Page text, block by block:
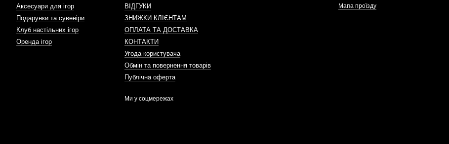
Аксесуари для ігор
Подарунки та сувеніри
Клуб настільних ігор
Оренда ігор
ВІДГУКИ
ЗНИЖКИ КЛІЄНТАМ
ОПЛАТА ТА ДОСТАВКА
КОНТАКТИ
Угода користувача
Обмін та повернення товарів
Публічна оферта
Ми у соцмережах
Мапа проїзду